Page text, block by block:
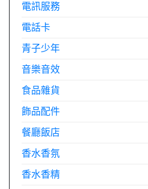
電訊服務
電話卡
青子少年
音樂音效
食品雜貨
飾品配件
餐廳飯店
香水香氛
香水香精